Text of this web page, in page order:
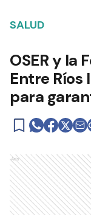
SALUD
OSER y la
Entre Ríos
para
Ads